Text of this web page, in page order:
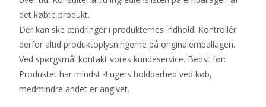
det købte produkt.
Der kan ske ændringer i produkternes indhold. Kontrollér
derfor altid produktoplysningerne på originalemballagen.
Ved spørgsmål kontakt vores kundeservice. Bedst før:
Produktet har mindst 4 ugers holdbarhed ved køb,
medmindre andet er angivet.